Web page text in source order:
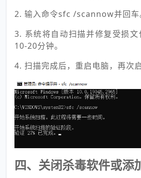
2. 输入命令sfc /scannow并回车
3. 系统将自动扫描并修复受损
10-20分钟。
4. 扫描完成后，重启电脑，再次
四、关闭杀毒软件或添